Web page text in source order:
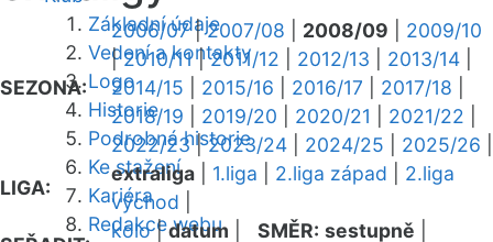
Základní údaje
Vedení a kontakty
Logo
Historie
Podrobná historie
Ke stažení
Kariéra
Redakce webu
SEZONA:
2006/07|2007/08 2008/09
2009/10
|2010/11|2011/12 2012/13 2013/14
2014/15
2015/16 2016/17 2017/18
2018/19
2019/20 2020/21 2021/22
2022/23|2023/24 2024/25 2025/26
LIGA:
extraliga 1.liga 2.liga západ
2.liga
východ
kolo|datum SMĚR: sestupně